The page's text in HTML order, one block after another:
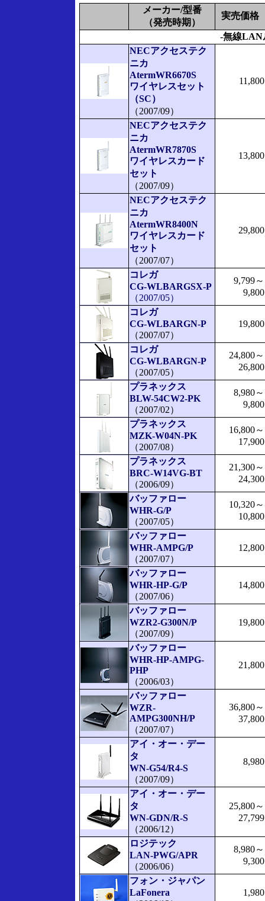
メーカー/型番
（発売時期）
実売価格
-無線LAN
NECアクセステク
ニカ
AtermWR6670S
ワイヤレスセット
（SC）
（2007/09）
11,800
NECアクセステク
ニカ
AtermWR7870S
ワイヤレスカード
セット
（2007/09）
13,800
NECアクセステク
ニカ
AtermWR8400N
ワイヤレスカード
セット
（2007/07）
29,800
コレガ
CG-WLBARGSX-P
（2007/05）
9,799～
9,800
コレガ
CG-WLBARGN-P
（2007/07）
19,800
コレガ
CG-WLBARGN-P
（2007/05）
24,800～
26,800
プラネックス
BLW-54CW2-PK
（2007/02）
8,980～
9,800
プラネックス
MZK-W04N-PK
（2007/08）
16,800～
17,900
プラネックス
BRC-W14VG-BT
（2006/09）
21,300～
24,300
バッファロー
WHR-G/P
（2007/05）
10,320～
10,800
バッファロー
WHR-AMPG/P
（2007/07）
12,800
バッファロー
WHR-HP-G/P
（2007/06）
14,800
バッファロー
WZR2-G300N/P
（2007/09）
19,800
バッファロー
WHR-HP-AMPG-
PHP
（2006/03）
21,800
バッファロー
WZR-
AMPG300NH/P
（2007/07）
36,800～
37,800
アイ・オー・デー
タ
WN-G54/R4-S
（2007/09）
8,980
アイ・オー・デー
タ
WN-GDN/R-S
（2006/12）
25,800～
27,799
ロジテック
LAN-PWG/APR
（2006/06）
8,980～
9,300
フォン・ジャパン
LaFonera
1,980